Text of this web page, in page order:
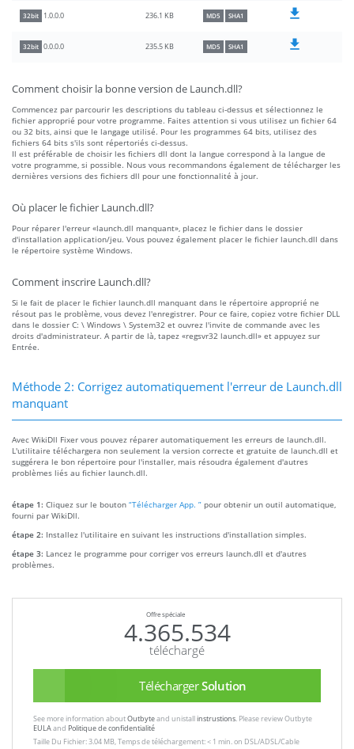
32bit 1.0.0.0 236.1 KB MD5 SHA1
32bit 0.0.0.0 235.5 KB MD5 SHA1
Comment choisir la bonne version de Launch.dll?
Commencez par parcourir les descriptions du tableau ci-dessus et sélectionnez le
fichier approprié pour votre programme. Faites attention si vous utilisez un fichier 64
ou 32 bits, ainsi que le langage utilisé. Pour les programmes 64 bits, utilisez des
fichiers 64 bits s'ils sont répertoriés ci-dessus.
Il est préférable de choisir les fichiers dll dont la langue correspond à la langue de
votre programme, si possible. Nous vous recommandons également de télécharger les
dernières versions des fichiers dll pour une fonctionnalité à jour.
Où placer le fichier Launch.dll?
Pour réparer l'erreur «launch.dll manquant», placez le fichier dans le dossier
d'installation application/jeu. Vous pouvez également placer le fichier launch.dll dans
le répertoire système Windows.
Comment inscrire Launch.dll?
Si le fait de placer le fichier launch.dll manquant dans le répertoire approprié ne
résout pas le problème, vous devez l'enregistrer. Pour ce faire, copiez votre fichier DLL
dans le dossier C: \ Windows \ System32 et ouvrez l'invite de commande avec les
droits d'administrateur. A partir de là, tapez «regsvr32 launch.dll» et appuyez sur
Entrée.
Méthode 2: Corrigez automatiquement l'erreur de Launch.dll
manquant
Avec WikiDll Fixer vous pouvez réparer automatiquement les erreurs de launch.dll.
L'utilitaire téléchargera non seulement la version correcte et gratuite de launch.dll et
suggérera le bon répertoire pour l'installer, mais résoudra également d'autres
problèmes liés au fichier launch.dll.
étape 1: Cliquez sur le bouton “Télécharger App. ” pour obtenir un outil automatique,
fourni par WikiDll.
étape 2: Installez l'utilitaire en suivant les instructions d'installation simples.
étape 3: Lancez le programme pour corriger vos erreurs launch.dll et d'autres
problèmes.
Offre spéciale
4.365.534
téléchargé
TéléchargerSolution
See more information aboutOutbyteand unistallinstrustions. Please review Outbyte
EULAand Politique de confidentialité
Taille Du Fichier: 3.04 MB, Temps de téléchargement: < 1 min. on DSL/ADSL/Cable